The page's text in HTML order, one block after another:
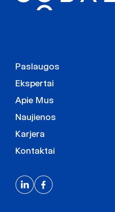
Paslaugos
Ekspertai
Apie Mus
Naujienos
Karjera
Kontaktai